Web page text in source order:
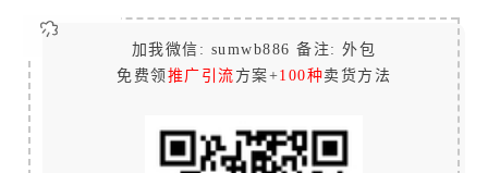
加我微信: sumwb886 备注: 外包
免费领 推广引流 方案+100种卖货方法